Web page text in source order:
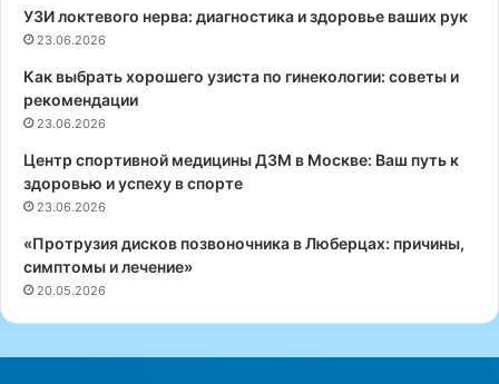
ы
и
ц
е
е
н
и
:
п
у
т
УЗИ локтевого нерва: диагностика и здоровье ваших рук
23.06.2026
Как выбрать хорошего узиста по гинекологии: советы и
рекомендации
23.06.2026
Центр спортивной медицины ДЗМ в Москве: Ваш путь к
здоровью и успеху в спорте
23.06.2026
«Протрузия дисков позвоночника в Люберцах: причины,
симптомы и лечение»
20.05.2026